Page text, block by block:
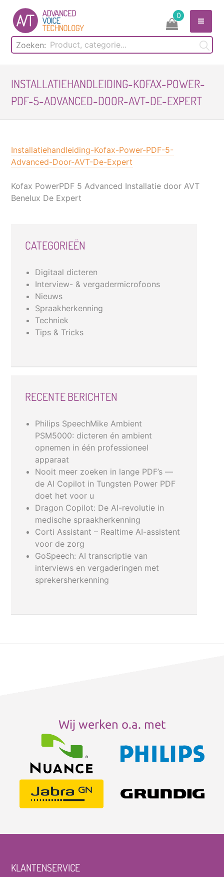
content
Zoeken:
0
INSTALLATIEHANDLEIDING-KOFAX-POWER-
PDF-5-ADVANCED-DOOR-AVT-DE-EXPERT
Installatiehandleiding-Kofax-Power-PDF-5-
Advanced-Door-AVT-De-Expert
Kofax PowerPDF 5 Advanced Installatie door AVT
Benelux De Expert
CATEGORIEËN
Digitaal dicteren
Interview- & vergadermicrofoons
Nieuws
Spraakherkenning
Techniek
Tips & Tricks
RECENTE BERICHTEN
Philips SpeechMike Ambient
PSM5000: dicteren én ambient
opnemen in één professioneel
apparaat
Nooit meer zoeken in lange PDF’s —
de AI Copilot in Tungsten Power PDF
doet het voor u
Dragon Copilot: De AI-revolutie in
medische spraakherkenning
Corti Assistant – Realtime AI-assistent
voor de zorg
GoSpeech: AI transcriptie van
interviews en vergaderingen met
sprekersherkenning
Wij werken o.a. met
KLANTENSERVICE